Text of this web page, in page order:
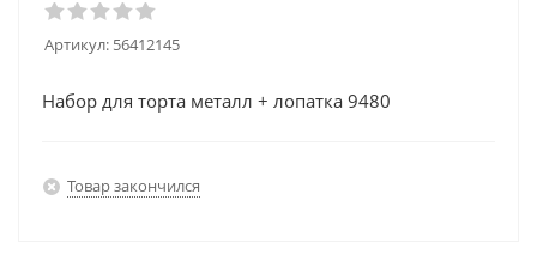
Артикул: 56412145
Набор для торта металл + лопатка 9480
Товар закончился